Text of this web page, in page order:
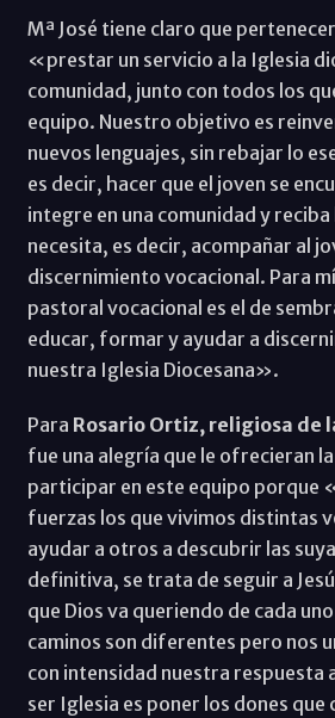
Mª José tiene claro que
«prestar un servicio a la Iglesia
comunidad, junto con todos los
equipo. Nuestro objetivo es
nuevos lenguajes, sin rebajar lo
es decir, hacer que el joven se
integre en una comunidad y
necesita, es decir, acompañar al
discernimiento vocacional. Para
pastoral vocacional es el de
educar, formar y ayudar a
nuestra Iglesia Diocesana».
Para Rosario Ortiz, religiosa de
fue una alegría que le ofrecieran
participar en este equipo porque
fuerzas los que vivimos distintas
ayudar a otros a descubrir las
definitiva, se trata de seguir a
que Dios va queriendo de cada
caminos son diferentes pero nos
con intensidad nuestra respuesta
ser Iglesia es poner los dones que